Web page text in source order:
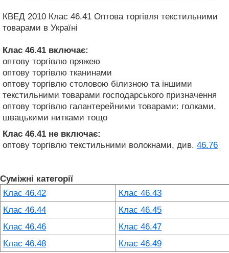
КВЕД 2010 Клас 46.41 Оптова торгівля текстильними
товарами в Україні
Клас 46.41 включає:
оптову торгівлю пряжею
оптову торгівлю тканинами
оптову торгівлю столовою білизною та іншими
текстильними товарами господарського призначення
оптову торгівлю галантерейними товарами: голками,
швацькими нитками тощо
Клас 46.41 не включає:
оптову торгівлю текстильними волокнами, див. 46.76
Суміжні категорії
Клас 46.42
Клас 46.43
Клас 46.44
Клас 46.45
Клас 46.46
Клас 46.47
Клас 46.48
Клас 46.49